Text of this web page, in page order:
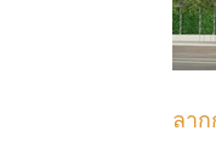
ลาก